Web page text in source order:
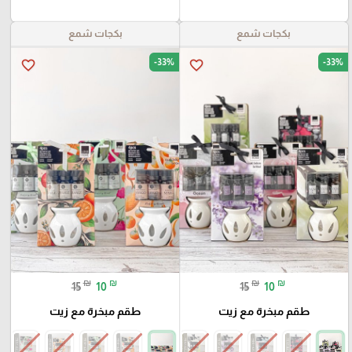
بكجات شمع
favorite_border -33%
15 ₪ 10 ₪
طقم مبخرة مع زيت
بكجات شمع
favorite_border -33%
15 ₪ 10 ₪
طقم مبخرة مع زيت